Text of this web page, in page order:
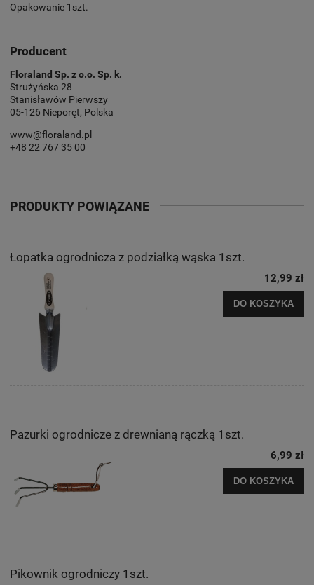
Opakowanie 1szt.
Producent
Floraland Sp. z o.o. Sp. k.
Strużyńska 28
Stanisławów Pierwszy
05-126 Nieporęt, Polska
www@floraland.pl
+48 22 767 35 00
PRODUKTY POWIĄZANE
Łopatka ogrodnicza z podziałką wąska 1szt.
12,99 zł
DO KOSZYKA
Pazurki ogrodnicze z drewnianą rączką 1szt.
6,99 zł
DO KOSZYKA
Pikownik ogrodniczy 1szt.